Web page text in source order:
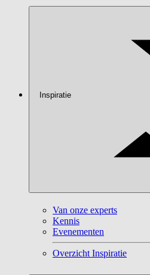
Inspiratie
Van onze experts
Kennis
Evenementen
Overzicht Inspiratie